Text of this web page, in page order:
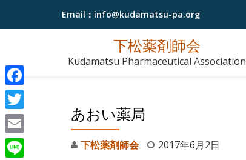
コ
テ
ン
ツ
へ
ス
キ
Email： info@kudamatsu-pa.org
下松薬剤師会
Kudamatsu Pharmaceutical Association
あおい薬局
下松薬剤師会 2017年6月2日
Facebook
Twitter
Email